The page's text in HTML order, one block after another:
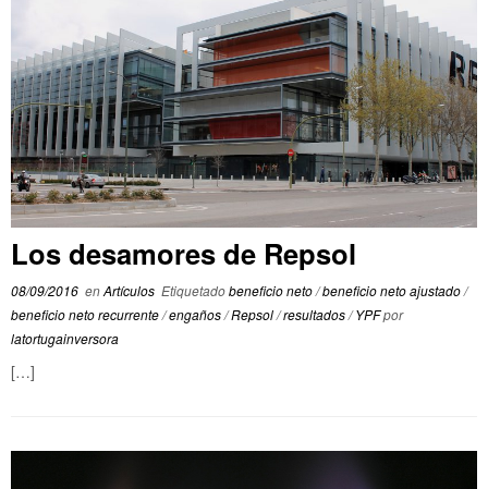
Los desamores de Repsol
08/09/2016 enArtículos Etiquetadobeneficio neto/beneficio neto ajustado/
beneficio neto recurrente/engaños/Repsol/resultados/YPFpor
latortugainversora
[…]